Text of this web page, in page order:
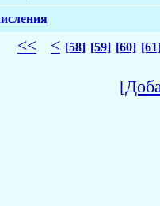
<< < [58] [59] [60]